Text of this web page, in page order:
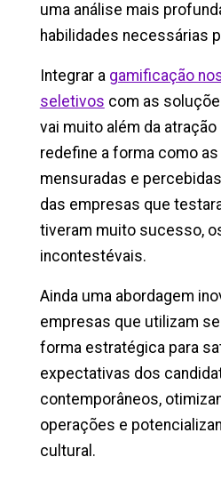
uma análise mais
habilidades necessárias
Integrar a gamificação
seletivos com as
vai muito além da
redefine a forma como
mensuradas e
das empresas que
tiveram muito sucesso,
incontestévais.
Ainda uma abordagem
empresas que utilizam
forma estratégica para
expectativas dos
contemporâneos,
operações e
cultural.